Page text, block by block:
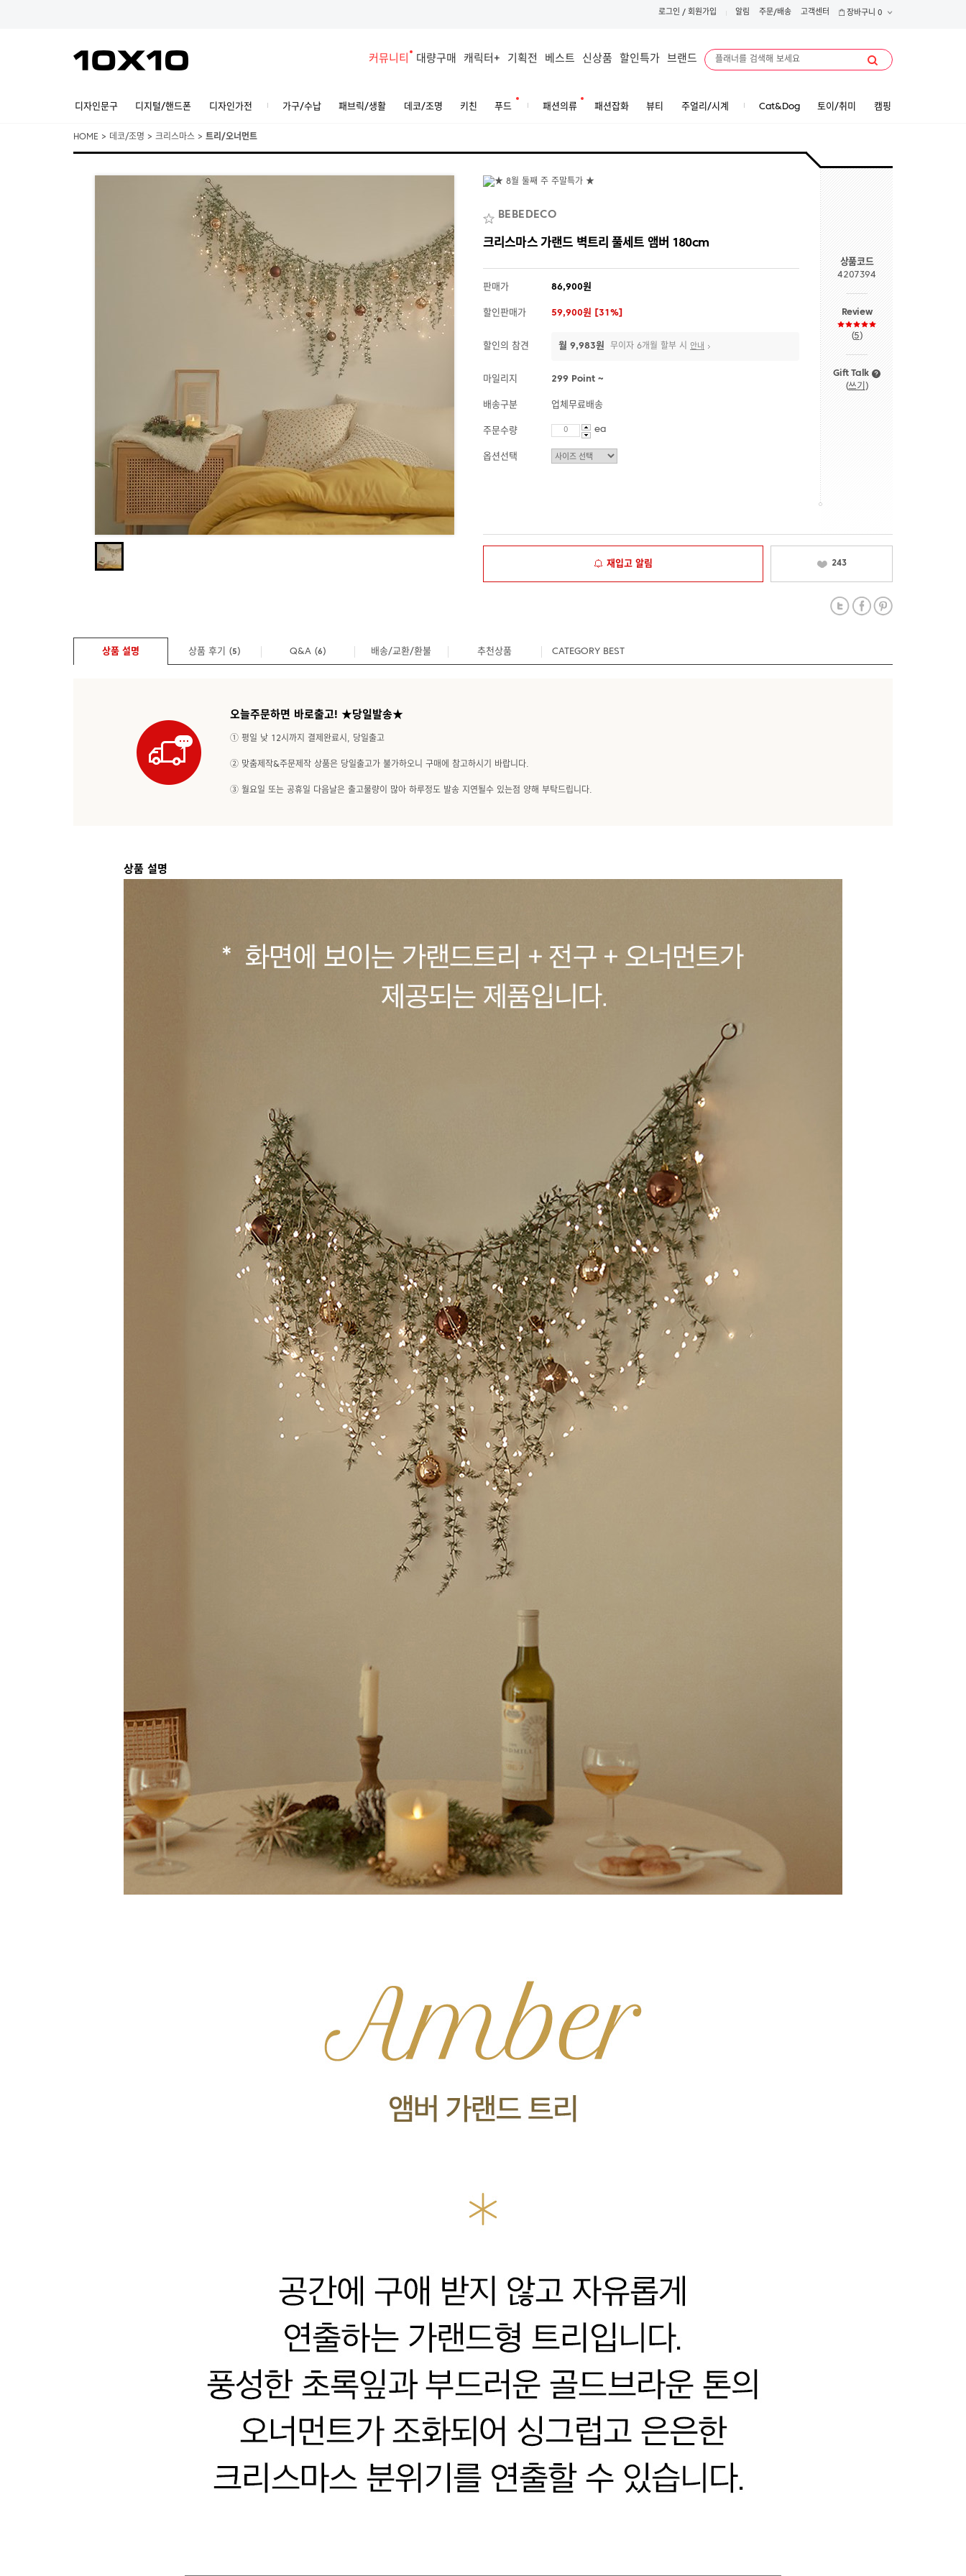
로그인 / 회원가입 알림 주문/배송 고객센터 장바구니 0
커뮤니티 대량구매 캐릭터+ 기획전 베스트 신상품 할인특가 브랜드
디자인문구 디지털/핸드폰 디자인가전 가구/수납 패브릭/생활 데코/조명 키친 푸드 패션의류 패션잡화 뷰티 주얼리/시계 Cat&Dog 토이/취미 캠핑
HOME > 데코/조명 > 크리스마스 > 트리/오너먼트
BEBEDECO
크리스마스 가랜드 벽트리 풀세트 앰버 180cm
판매가 86,900원
할인판매가 59,900원 [31%]
할인의 참견 월 9,983원 무이자 6개월 할부 시 안내
마일리지 299 Point ~
배송구분 업체무료배송
주문수량 ea
옵션선택
상품코드
4207394
Review
(5)
Gift Talk
(쓰기 )
재입고 알림 243
상품 설명 상품 후기 (5) Q&A (6) 배송/교환/환불 추천상품 CATEGORY BEST
오늘주문하면 바로출고! ★당일발송★
① 평일 낮 12시까지 결제완료시, 당일출고
② 맞춤제작&주문제작 상품은 당일출고가 불가하오니 구매에 참고하시기 바랍니다.
③ 월요일 또는 공휴일 다음날은 출고물량이 많아 하루정도 발송 지연될수 있는점 양해 부탁드립니다.
상품 설명